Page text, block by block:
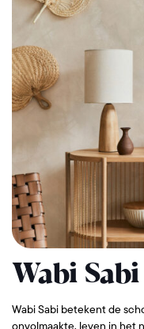
Wabi Sabi
Wabi Sabi betekent de
onvolmaakte, leven in het